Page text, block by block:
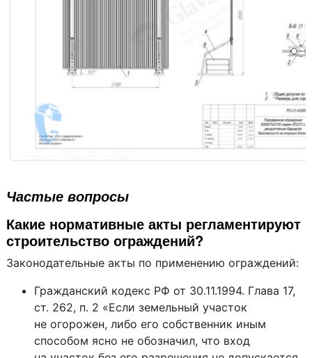
Частые вопросы
Какие нормативные акты регламентируют
строительство ограждений?
Законодательные акты по применению ограждений:
Гражданский кодекс РФ от 30.11.1994. Глава 17,
ст. 262, п. 2 «Если земельный участок
не огорожен, либо его собственник иным
способом ясно не обозначил, что вход